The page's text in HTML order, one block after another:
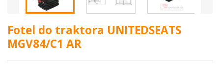
Fotel do traktora UNITEDSEATS
MGV84/C1 AR